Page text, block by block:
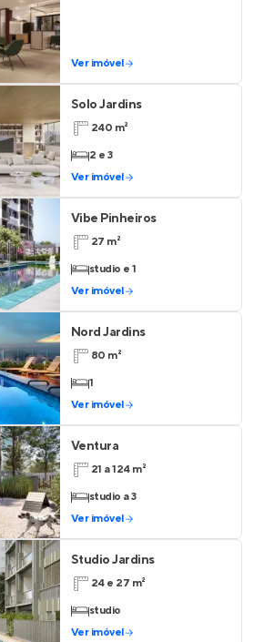
Ver imóvel
Solo Jardins
240 m²
2 e 3
Ver imóvel
Vibe Pinheiros
27 m²
studio e 1
Ver imóvel
Nord Jardins
80 m²
1
Ver imóvel
Ventura
21 a 124 m²
studio a 3
Ver imóvel
Studio Jardins
24 e 27 m²
studio
Ver imóvel